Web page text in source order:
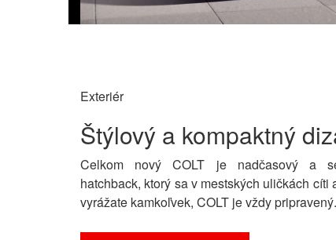
Exteriér
Štýlový a kompaktný
Celkom nový COLT je nadčasový a
hatchback, ktorý sa v mestských uličkách cíti
vyrážate kamkoľvek, COLT je vždy pripravený.